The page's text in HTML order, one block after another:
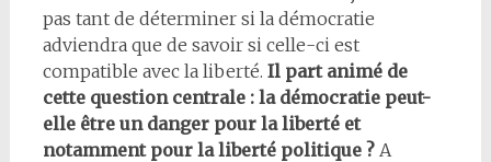
pas tant de déterminer si la démocratie
adviendra que de savoir si celle-ci est
compatible avec la liberté. Il part animé de
cette question centrale : la démocratie peut-
elle être un danger pour la liberté et
notamment pour la liberté politique ?A